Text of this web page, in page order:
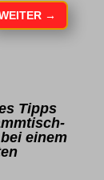
→
Tipps
einem